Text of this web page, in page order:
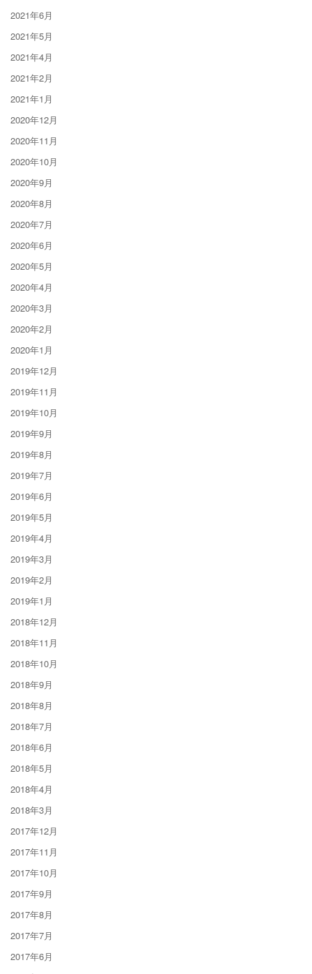
2021年6月
2021年5月
2021年4月
2021年2月
2021年1月
2020年12月
2020年11月
2020年10月
2020年9月
2020年8月
2020年7月
2020年6月
2020年5月
2020年4月
2020年3月
2020年2月
2020年1月
2019年12月
2019年11月
2019年10月
2019年9月
2019年8月
2019年7月
2019年6月
2019年5月
2019年4月
2019年3月
2019年2月
2019年1月
2018年12月
2018年11月
2018年10月
2018年9月
2018年8月
2018年7月
2018年6月
2018年5月
2018年4月
2018年3月
2017年12月
2017年11月
2017年10月
2017年9月
2017年8月
2017年7月
2017年6月